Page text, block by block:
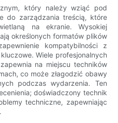
który należy wziąć pod
do zarządzania treścią, które
na ekranie. Wysokiej
określonych formatów plików
kompatybilności z
Wiele profesjonalnych
na miejscu techników
co może złagodzić obawy
podczas wydarzenia. Ten
doświadczony technik
techniczne, zapewniając